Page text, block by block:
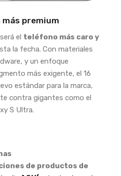
premium
el teléfono más caro y
la fecha. Con materiales
y un enfoque
más exigente, el 16
estándar para la marca,
contra gigantes como el
S Ultra.
de productos de